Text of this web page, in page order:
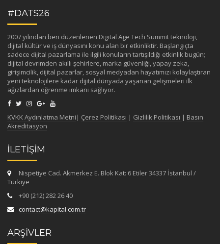
#DATS26
2007 yılından beri düzenlenen Digital Age Tech Summit teknoloji,
dijital kültür ve iş dünyasını konu alan bir etkinliktir. Başlangıçta
sadece dijital pazarlama ile ilgili konuların tartışıldığı etkinlik bugün;
dijital devrimden akıllı şehirlere, marka güvenliği, yapay zeka,
girişimcilik, dijital pazarlar, sosyal medyadan hayatımızı kolaylaştıran
yeni teknolojilere kadar dijital dünyada yaşanan gelişmeleri ilk
ağızlardan öğrenme imkanı sağlıyor.
KVKK Aydınlatma Metni | Çerez Politikası | Gizlilik Politikası | Basın
Akreditasyon
İLETİŞİM
Nispetiye Cad. Akmerkez E. Blok Kat: 6 Etiler 34337 İstanbul /
Türkiye
+90 (212) 282 26 40
contact@kapital.com.tr
ARŞİVLER